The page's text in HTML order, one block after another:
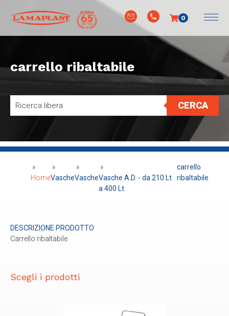
0
carrello ribaltabile
CERCA
»
Home
»
Vasche
»
Vasche
»
Vasche A.D. - da 210 Lt
a 400 Lt
carrello
ribaltabile
DESCRIZIONE PRODOTTO
Carrello ribaltabile
Scegli i prodotti